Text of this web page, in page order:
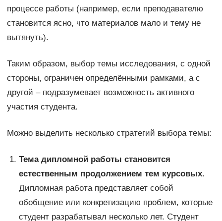
процессе работы (например, если преподавателю
становится ясно, что материалов мало и тему не
вытянуть).
Таким образом, выбор темы исследования, с одной
стороны, ограничен определёнными рамками, а с
другой – подразумевает возможность активного
участия студента.
Можно выделить несколько стратегий выбора темы:
Тема дипломной работы становится
естественным продолжением тем курсовых.
Дипломная работа представляет собой
обобщение или конкретизацию проблем, которые
студент разрабатывал несколько лет. Студент